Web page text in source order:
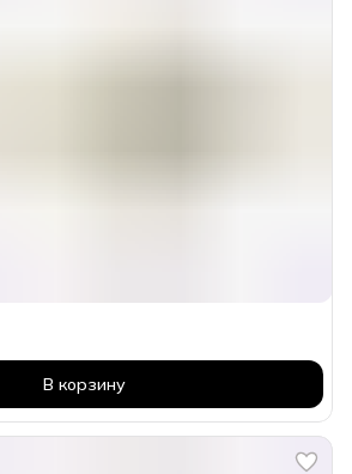
В корзину